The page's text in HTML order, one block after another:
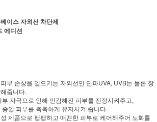
이스 자외선 차단제
에디션
부 손상을 일으키는 자외선인 단파UVA, UVB는 물론 장
줍니다.
자극으로 인해 민감해진 피부를 진정시켜주고,
일 피부를 촉촉하게 유지시켜 줍니다.
제품으로 팽팽하고 매끈한 피부로 케어해주어 노화를